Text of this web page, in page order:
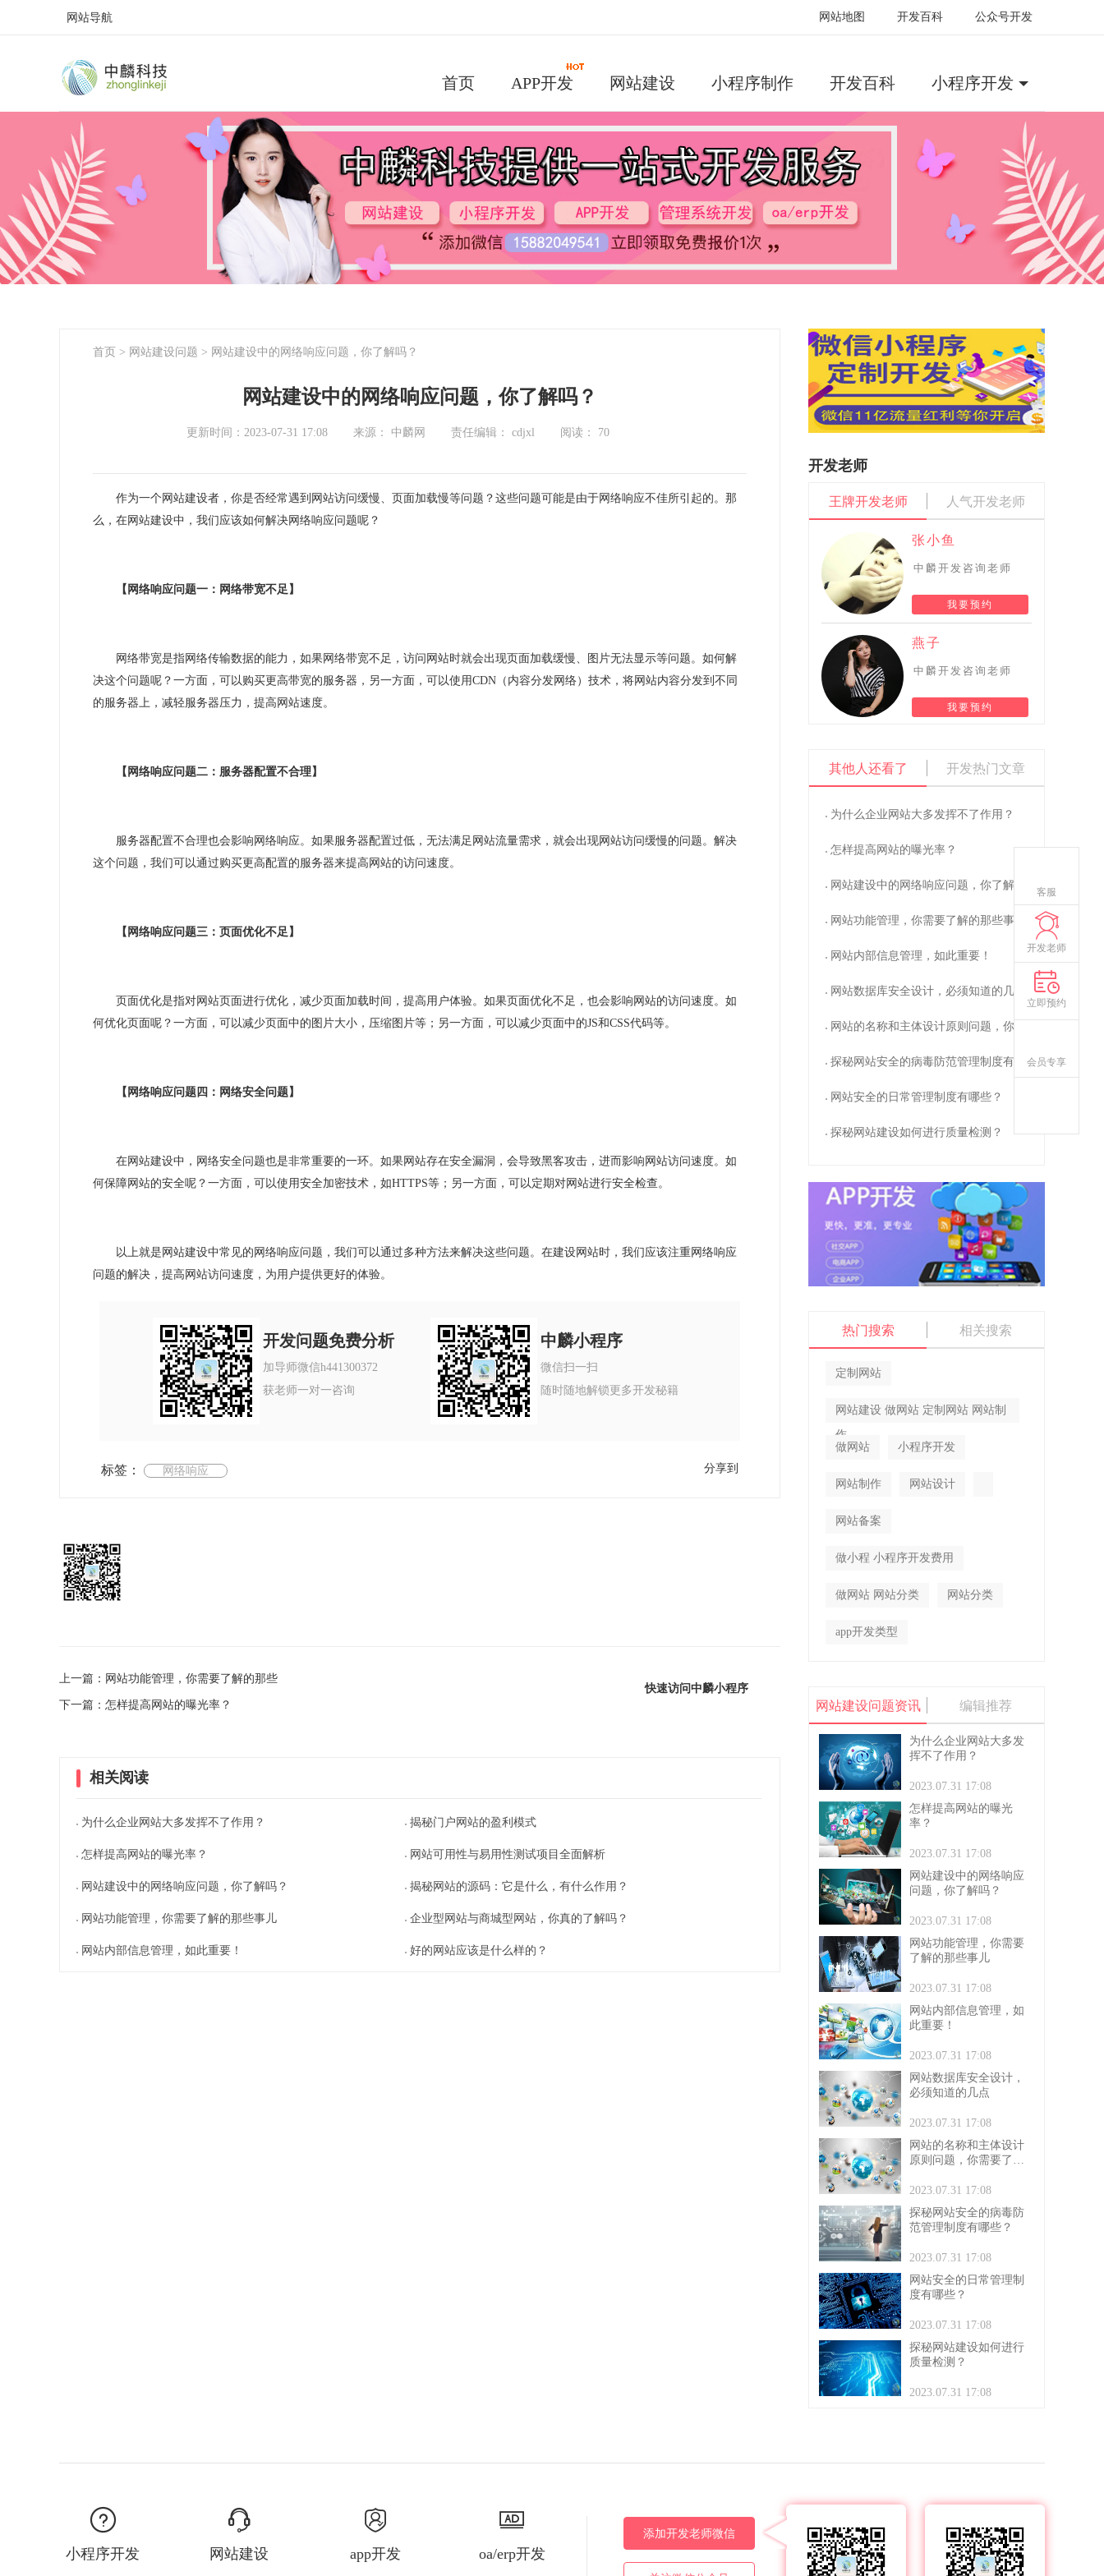
网站地图 开发百科 公众号开发
网站导航
首页 APP开发 网站建设 小程序制作 开发百科 小程序开发
首页 > 网站建设问题 > 网站建设中的网络响应问题，你了解吗？
网站建设中的网络响应问题，你了解吗？
更新时间：2023-07-31 17:08 来源： 中麟网 责任编辑： cdjxl 阅读： 70
作为一个网站建设者，你是否经常遇到网站访问缓慢、页面加载慢等问题？这些问题可能是由于网络响应不佳所引起的。那
么，在网站建设中，我们应该如何解决网络响应问题呢？
【网络响应问题一：网络带宽不足】
网络带宽是指网络传输数据的能力，如果网络带宽不足，访问网站时就会出现页面加载缓慢、图片无法显示等问题。如何解
决这个问题呢？一方面，可以购买更高带宽的服务器，另一方面，可以使用CDN （内容分发网络）技术，将网站内容分发到不同
的服务器上，减轻服务器压力，提高网站速度。
【网络响应问题二：服务器配置不合理】
服务器配置不合理也会影响网络响应。如果服务器配置过低，无法满足网站流量需求，就会出现网站访问缓慢的问题。解决
这个问题，我们可以通过购买更高配置的服务器来提高网站的访问速度。
【网络响应问题三：页面优化不足】
页面优化是指对网站页面进行优化，减少页面加载时间，提高用户体验。如果页面优化不足，也会影响网站的访问速度。如
何优化页面呢？一方面，可以减少页面中的图片大小，压缩图片等；另一方面，可以减少页面中的JS和CSS代码等。
【网络响应问题四：网络安全问题】
在网站建设中，网络安全问题也是非常重要的一环。如果网站存在安全漏洞，会导致黑客攻击，进而影响网站访问速度。如
何保障网站的安全呢？一方面，可以使用安全加密技术，如HTTPS等；另一方面，可以定期对网站进行安全检查。
以上就是网站建设中常见的网络响应问题，我们可以通过多种方法来解决这些问题。在建设网站时，我们应该注重网络响应
问题的解决，提高网站访问速度，为用户提供更好的体验。
开发问题免费分析
加导师微信h441300372
获老师一对一咨询
中麟小程序
微信扫一扫
随时随地解锁更多开发秘籍
标签： 网络响应 分享到
上一篇：网站功能管理，你需要了解的那些
下一篇：怎样提高网站的曝光率？
快速访问中麟小程序
相关阅读
为什么企业网站大多发挥不了作用？
怎样提高网站的曝光率？
网站建设中的网络响应问题，你了解吗？
网站功能管理，你需要了解的那些事儿
网站内部信息管理，如此重要！
揭秘门户网站的盈利模式
网站可用性与易用性测试项目全面解析
揭秘网站的源码：它是什么，有什么作用？
企业型网站与商城型网站，你真的了解吗？
好的网站应该是什么样的？
开发老师
王牌开发老师 人气开发老师
张小鱼
中麟开发咨询老师
我要预约
燕子
中麟开发咨询老师
我要预约
操作数据库失败Column 'id' in order clause
is ambiguous
sql:select * from y_dstd c left join
c.catid=51 order by id desc limit 0,2
Warning : mysql_fetch_assoc() expects
/www/wwwroot/www.cdzlkjgs.com/system/libs/
Warning : mysql_free_result() expects
parameter 1 to be resource, boolean given in
/www/wwwroot/www.cdzlkjgs.com/system/libs/
on line77
其他人还看了 开发热门文章
为什么企业网站大多发挥不了作用？
怎样提高网站的曝光率？
网站建设中的网络响应问题，你了解吗？
网站功能管理，你需要了解的那些事儿
网站内部信息管理，如此重要！
网站数据库安全设计，必须知道的几点
网站的名称和主体设计原则问题，你需要了解的？
探秘网站安全的病毒防范管理制度有哪些？
网站安全的日常管理制度有哪些？
探秘网站建设如何进行质量检测？
热门搜索 相关搜索
定制网站
网站建设 做网站 定制网站 网站制
作
做网站
小程序开发
网站制作 网站设计
网站备案
做小程 小程序开发费用
做网站 网站分类 网站分类
app开发类型
网站建设问题资讯 编辑推荐
为什么企业网站大多发
挥不了作用？
2023.07.31 17:08
怎样提高网站的曝光
率？
2023.07.31 17:08
网站建设中的网络响应
问题，你了解吗？
2023.07.31 17:08
网站功能管理，你需要
了解的那些事儿
2023.07.31 17:08
网站内部信息管理，如
此重要！
2023.07.31 17:08
网站数据库安全设计，
必须知道的几点
2023.07.31 17:08
网站的名称和主体设计
原则问题，你需要了解
2023.07.31 17:08
探秘网站安全的病毒防
范管理制度有哪些？
2023.07.31 17:08
网站安全的日常管理制
度有哪些？
2023.07.31 17:08
探秘网站建设如何进行
质量检测？
2023.07.31 17:08
小程序开发 网站建设 app开发 oa/erp开发
添加开发老师微信
客服
开发老师
立即预约
会员专享